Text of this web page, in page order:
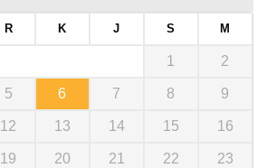
R K J S M
1 2
5 6 7 8 9
12 13 14 15 16
19 20 21 22 23